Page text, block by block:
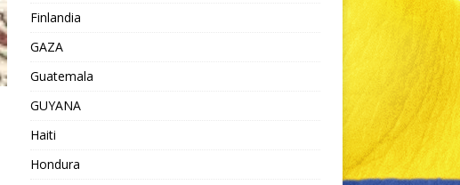
Finlandia
GAZA
Guatemala
GUYANA
Haiti
Hondura